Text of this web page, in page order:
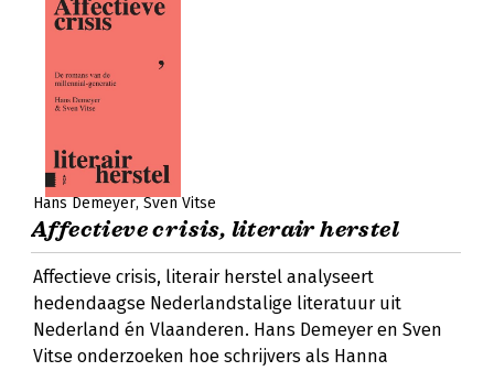
Hans Demeyer Sven Vitse
Affectieve crisis, literair herstel
Affectieve crisis, literair herstel analyseert
hedendaagse Nederlandstalige literatuur uit
Nederland én Vlaanderen. Hans Demeyer en Sven
Vitse onderzoeken hoe schrijvers als Hanna